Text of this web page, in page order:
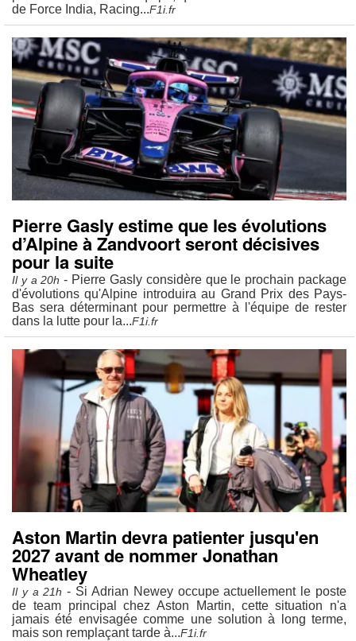
de Force India, Racing...F1i.fr
Pierre Gasly estime que les évolutions
d’Alpine à Zandvoort seront décisives
pour la suite
Il y a 20h - Pierre Gasly considère que le prochain package
d'évolutions qu'Alpine introduira au Grand Prix des Pays-
Bas sera déterminant pour permettre à l'équipe de rester
dans la lutte pour la...F1i.fr
Aston Martin devra patienter jusqu'en
2027 avant de nommer Jonathan
Wheatley
Il y a 21h - Si Adrian Newey occupe actuellement le poste
de team principal chez Aston Martin, cette situation n'a
jamais été envisagée comme une solution à long terme,
mais son remplaçant tarde à...F1i.fr